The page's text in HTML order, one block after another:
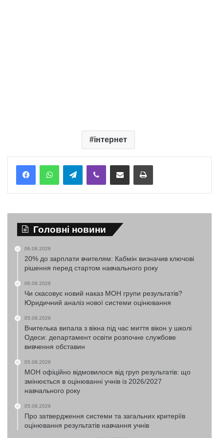
інтернет
TelegramViber Надіслати електронною поштоюНадрукувати
Головні новини
06.08.2026
20% до зарплати вчителям: Кабмін визначив ключові
рішення перед стартом навчального року
06.08.2026
Чи скасовує новий наказ МОН групи результатів?
Юридичний аналіз нової системи оцінювання
05.08.2026
Вчителька випала з вікна під час миття вікон у школі
Одеси: департамент освіти розпочне службове
вивчення обставин
05.08.2026
МОН офіційно відмовилося від груп результатів: що
змінюється в оцінюванні учнів із 2026/2027
навчального року
05.08.2026
Про затвердження системи та загальних критеріїв
оцінювання результатів навчання учнів